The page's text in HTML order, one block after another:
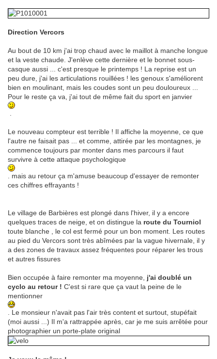
Direction Vercors
Au bout de 10 km j'ai trop chaud avec le maillot à manche longue
et la veste chaude. J'enlève cette dernière et le bonnet sous-
casque aussi ... c'est presque le printemps ! La reprise est un
peu dure, j'ai les articulations rouillées ! les genoux s'améliorent
bien en moulinant, mais les coudes sont un peu douloureux ...
Pour le reste ça va, j'ai tout de même fait du sport en janvier
Le nouveau compteur est terrible ! Il affiche la moyenne, ce que
l'autre ne faisait pas ... et comme, attirée par les montagnes, je
commence toujours par monter dans mes parcours il faut
survivre à cette attaque psychologique
. mais au retour ça m'amuse beaucoup d'essayer de remonter
ces chiffres effrayants !
Le village de Barbières est plongé dans l'hiver, il y a encore
quelques traces de neige, et on distingue la route du Tourniol
toute blanche , le col est fermé pour un bon moment. Les routes
au pied du Vercors sont très abîmées par la vague hivernale, il y
a des zones de travaux assez fréquentes pour réparer les trous
et autres fissures
Bien occupée à faire remonter ma moyenne, j'ai doublé un
cyclo au retour ! C'est si rare que ça vaut la peine de le
mentionner
. Le monsieur n'avait pas l'air très content et surtout, stupéfait
(moi aussi ...) Il m'a rattrappée après, car je me suis arrêtée pour
photographier un porte-plate original